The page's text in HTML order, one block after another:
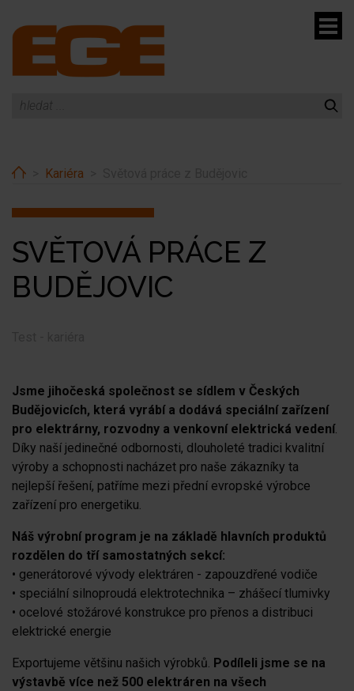
HomeKariéra
SVĚTOVÁ PRÁCE Z
BUDĚJOVIC
Jsme jihočeská společnost se sídlem v Českých
Budějovicích, která vyrábí a dodává speciální zařízení
pro elektrárny, rozvodny a venkovní elektrická vedení.
Díky naší jedinečné odbornosti, dlouholeté tradici kvalitní
výroby a schopnosti nacházet pro naše zákazníky ta
nejlepší řešení, patříme mezi přední evropské výrobce
zařízení pro energetiku.
Náš výrobní program je na základě hlavních produktů
rozdělen do tří samostatných sekcí:
• generátorové vývody elektráren - zapouzdřené vodiče
• speciální silnoproudá elektrotechnika – zhášecí tlumivky
• ocelové stožárové konstrukce pro přenos a distribuci
elektrické energie
Exportujeme většinu našich výrobků. Podíleli jsme se na
výstavbě více než 500 elektráren na všech